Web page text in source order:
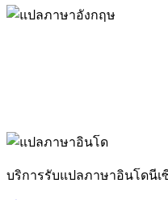
บริการรับแปลภาษาอินโดนี